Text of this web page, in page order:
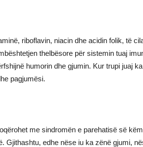
riboflavin, niacin dhe acidin folik, të
thelbësore për sistemin tuaj
humorin dhe gjumin. Kur trupi juaj
pagjumësi.
me sindromën e parehatisë së
Gjithashtu, edhe nëse iu ka zënë gjumi,